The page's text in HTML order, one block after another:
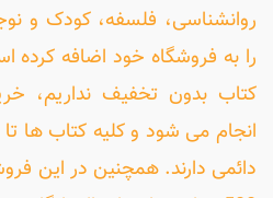
روانشناسی، فلسفه، کودک و
را به فروشگاه خود اضافه
کتاب بدون تخفیف نداریم،
دائمی دارند. همچنین در این